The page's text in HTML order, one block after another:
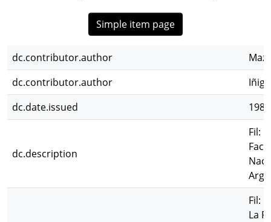
Simple item page
dc.contributor.author
dc.contributor.author
dc.date.issued
1986
dc.description
Fil:
Fil:
La